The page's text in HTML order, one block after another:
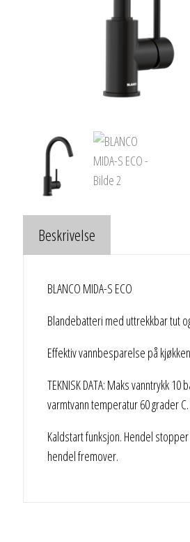
Beskrivelse
BLANCO MIDA-S ECO
Blandebatteri med uttrekkbar tut
Effektiv vannbesparelse på
TEKNISK DATA: Maks vanntrykk
varmtvann temperatur 60 grader
Kaldstart funksjon. Hendel
hendel fremover.